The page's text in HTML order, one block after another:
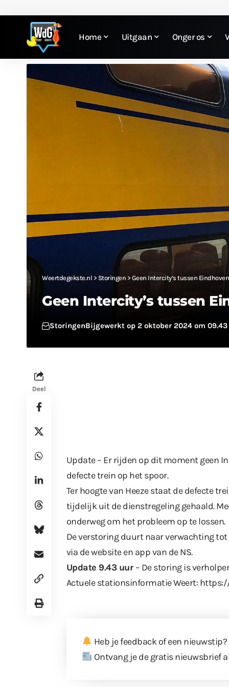
Home Uitgaan Onger os
Weertdegekste.nl > Storingen > Geen Intercity’s tussen
Geen Intercity’s tussen
StoringenBijgewerkt op 2 oktober 2024 om
Deel
Update – Er rijden op dit moment geen
defecte trein op het spoor.
Ter hoogte van Heeze staat de defecte
tijdelijk uit de dienstregeling gehaald.
onderweg om het probleem op te lossen.
De verstoring duurt naar verwachting
via de website en app van de NS.
Update 9.43 uur – De storing is
Actuele stationsinformatie Weert:
Heb je feedback of een nieuwstip?
Ontvang je de gratis nieuwsbrief